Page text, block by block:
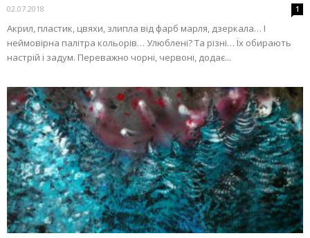
02.07.2018 1
Акрил, пластик, цвяхи, злипла від фарб марля, дзеркала… І
неймовірна палітра кольорів… Улюблені? Та різні… Їх обирають
настрій і задум. Переважно чорні, червоні, додає...